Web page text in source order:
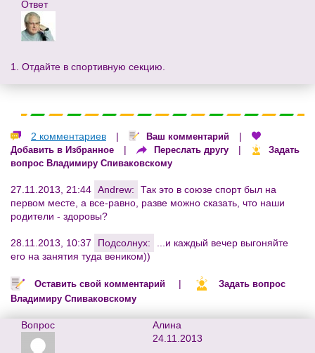
Ответ
1. Отдайте в спортивную секцию.
2 комментариев | Ваш комментарий |
Добавить в Избранное | Переслать другу |
Задать
вопрос Владимиру Спиваковскому
27.11.2013, 21:44 Andrew:
Так это в союзе спорт был на
первом месте, а все-равно, разве можно сказать, что наши
родители - здоровы?
28.11.2013, 10:37 Подсолнух:
...и каждый вечер выгоняйте
его на занятия туда веником))
Оставить свой комментарий |
Задать вопрос
Владимиру Спиваковскому
Вопрос
Алина
24.11.2013